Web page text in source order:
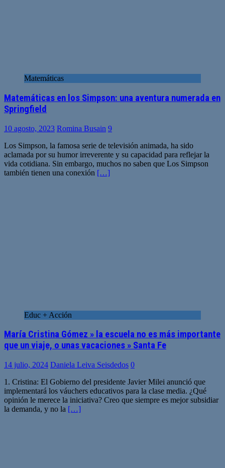
Matemáticas
Matemáticas en los Simpson: una aventura numerada en
Springfield
10 agosto, 2023 Romina Busain 9
Los Simpson, la famosa serie de televisión animada, ha sido
aclamada por su humor irreverente y su capacidad para reflejar la
vida cotidiana. Sin embargo, muchos no saben que Los Simpson
también tienen una conexión […]
Educ + Acción
María Cristina Gómez » la escuela no es más importante
que un viaje, o unas vacaciones » Santa Fe
14 julio, 2024 Daniela Leiva Seisdedos 0
1. Cristina: El Gobierno del presidente Javier Milei anunció que
implementará los váuchers educativos para la clase media. ¿Qué
opinión le merece la iniciativa? Creo que siempre es mejor subsidiar
la demanda, y no la […]